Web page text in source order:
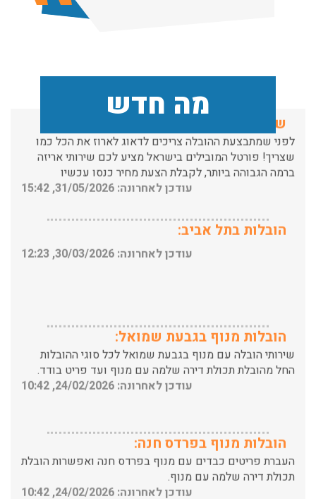
מה חדש
לפני שמתבצעת ההובלה צריכים לדאוג לארוז את הכל כמו
שצריך! פורטל המובילים בישראל מציע לכם שירותי אריזה
ברמה הגבוהה ביותר, לקבלת הצעת מחיר כנסו עכשיו
עודכן לאחרונה: 31/05/2026, 15:42
הובלות בתל אביב:
עודכן לאחרונה: 30/03/2026, 12:23
החל מהובלת תכולת דירה שלמה עם מנוף ועד פריט בודד.
עודכן לאחרונה: 24/02/2026, 10:42
תכולת דירה שלמה עם מנוף.
עודכן לאחרונה: 24/02/2026, 10:42